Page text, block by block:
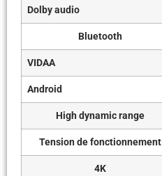
Dolby audio
Bluetooth
VIDAA
Android
High dynamic range
Tension de fonctionnement
4K